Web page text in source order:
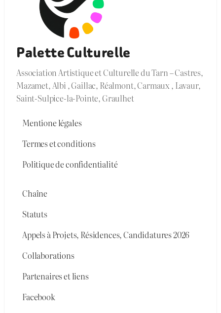
Palette Culturelle
Association Artistique et Culturelle du Tarn – Castres,
Mazamet, Albi , Gaillac, Réalmont, Carmaux , Lavaur,
Saint-Sulpice-la-Pointe, Graulhet
Mentione légales
Termes et conditions
Politique de confidentialité
Chaîne
Statuts
Appels à Projets, Résidences, Candidatures 2026
Collaborations
Partenaires et liens
Facebook